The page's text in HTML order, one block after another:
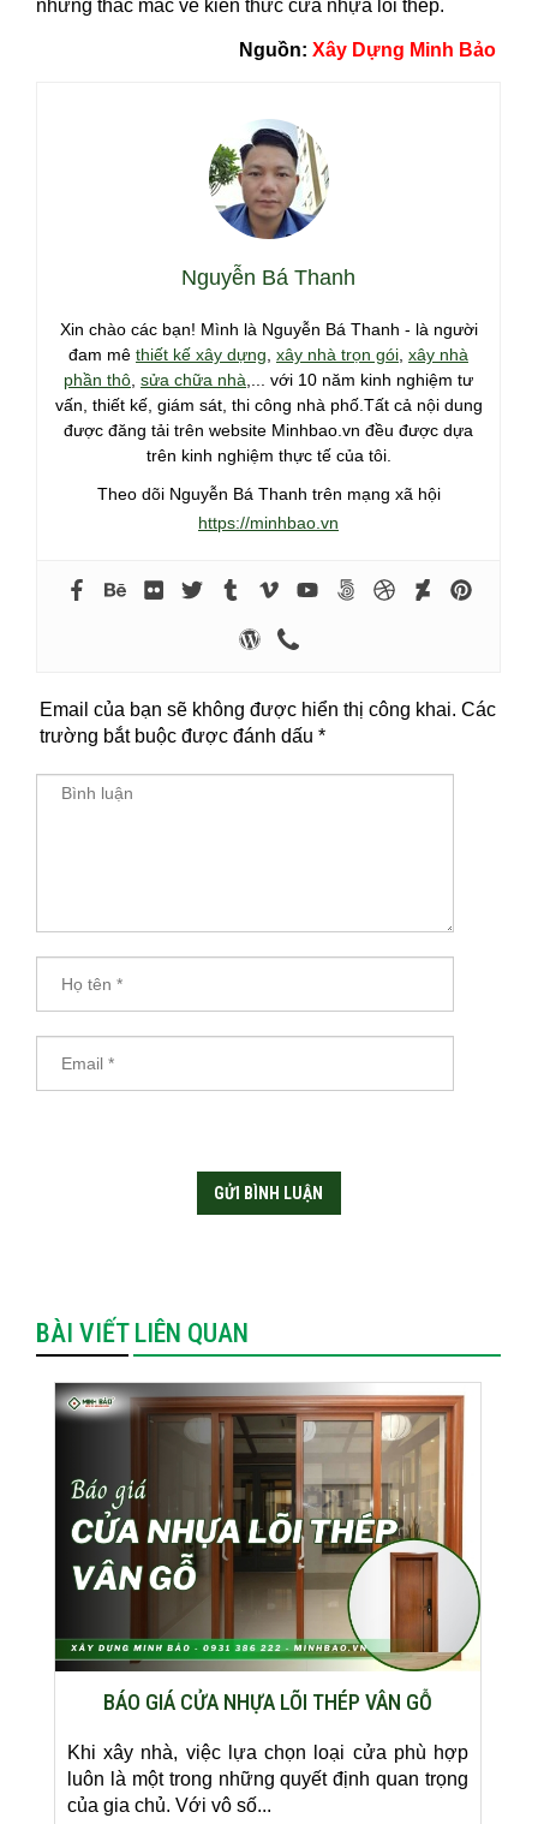
những thắc mắc về kiến thức cửa nhựa lõi thép.
Nguồn: Xây Dựng Minh Bảo
Nguyễn Bá Thanh
Xin chào các bạn! Mình là Nguyễn Bá Thanh - là người
đam mê thiết kế xây dựng, xây nhà trọn gói, xây nhà
phần thô, sửa chữa nhà,... với 10 năm kinh nghiệm tư
vấn, thiết kế, giám sát, thi công nhà phố.Tất cả nội dung
được đăng tải trên website Minhbao.vn đều được dựa
trên kinh nghiệm thực tế của tôi.
Theo dõi Nguyễn Bá Thanh trên mạng xã hội
https://minhbao.vn
Email của bạn sẽ không được hiển thị công khai. Các
trường bắt buộc được đánh dấu *
BÀI VIẾT LIÊN QUAN
BÁO GIÁ CỬA NHỰA LÕI THÉP VÂN GỖ
Khi xây nhà, việc lựa chọn loại cửa phù hợp
luôn là một trong những quyết định quan trọng
của gia chủ. Với vô số...